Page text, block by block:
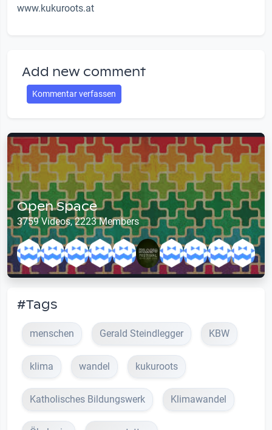
www.kukuroots.at
Add new comment
Kommentar verfassen
Open Space
3759 Videos, 2223 Members
#Tags
menschen Gerald Steindlegger KBW
klima wandel kukuroots
Katholisches Bildungswerk Klimawandel